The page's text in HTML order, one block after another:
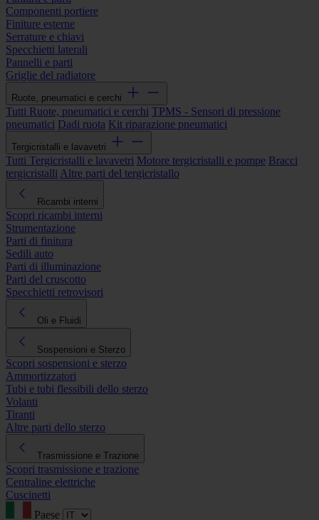
Componenti portiere
Finiture esterne
Serrature e chiavi
Specchietti laterali
Pannelli e parti
Griglie del radiatore
Ruote, pneumatici e cerchi
Tutti Ruote, pneumatici e cerchi TPMS - Sensori di pressione
pneumatici Dadi ruota Kit riparazione pneumatici
Tergicristalli e lavavetri
Tutti Tergicristalli e lavavetri Motore tergicristalli e pompe Bracci
tergicristalli Altre parti del tergicristallo
Ricambi interni
Scopri ricambi interni
Strumentazione
Parti di finitura
Sedili auto
Parti di illuminazione
Parti del cruscotto
Specchietti retrovisori
Oli e Fluidi
Sospensioni e Sterzo
Scopri sospensioni e sterzo
Ammortizzatori
Tubi e tubi flessibili dello sterzo
Volanti
Tiranti
Altre parti dello sterzo
Trasmissione e Trazione
Scopri trasmissione e trazione
Centraline elettriche
Cuscinetti
Paese